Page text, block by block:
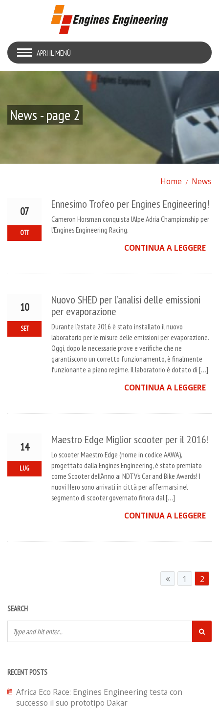
APRI IL MENÙ
News - page 2
Home News
07
OTT
Ennesimo Trofeo per Engines Engineering!
Cameron Horsman conquista l’Alpe Adria Championship per
l’Engines Engineering Racing.
CONTINUA A LEGGERE
10
SET
Nuovo SHED per l’analisi delle emissioni
per evaporazione
Durante l’estate 2016 è stato installato il nuovo
laboratorio per le misure delle emissioni per evaporazione.
Oggi, dopo le necessarie prove e verifiche che ne
garantiscono un corretto funzionamento, è finalmente
funzionante a pieno regime. Il laboratorio è dotato di […]
CONTINUA A LEGGERE
14
LUG
Maestro Edge Miglior scooter per il 2016!
Lo scooter Maestro Edge (nome in codice AAWA),
progettato dalla Engines Engineering, è stato premiato
come Scooter dell’Anno ai NDTV’s Car and Bike Awards! I
nuovi Hero sono arrivati in città per affermarsi nel
segmento di scooter governato finora dal […]
CONTINUA A LEGGERE
1 2
SEARCH
RECENT POSTS
Africa Eco Race: Engines Engineering testa con
successo il suo prototipo Dakar